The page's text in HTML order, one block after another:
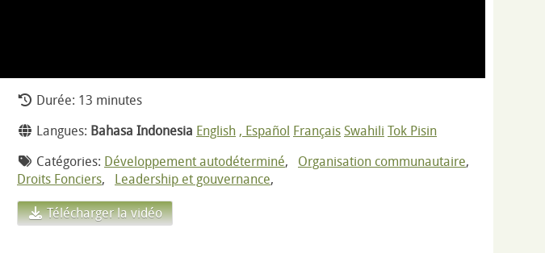
Durée: 13 minutes
Langues: Bahasa Indonesia English , Español FrançaisSwahili Tok Pisin
Catégories: Développement autodéterminé, Organisation communautaire,
Droits Fonciers, Leadership et gouvernance,
Télécharger la vidéo